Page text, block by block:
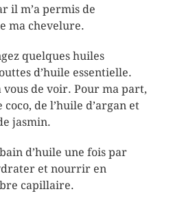
il m’a permis de
ma chevelure.
quelques huiles
d’huile essentielle.
vous de voir. Pour ma part,
coco, de l’huile d’argan et
jasmin.
d’huile une fois par
et nourrir en
capillaire.